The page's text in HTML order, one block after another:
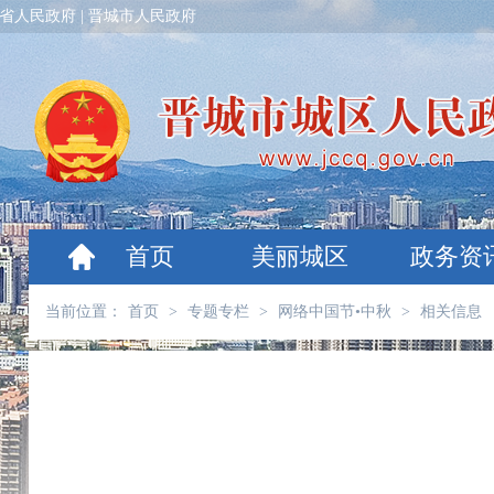
人民政府 晋城市人民政府
首页 美丽城区 政务资
当前位置： 首页 > 专题专栏 > 网络中国节•中秋 > 相关信息